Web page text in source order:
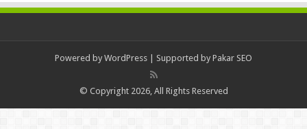
Powered by WordPress | Supported by Pakar SEO
© Copyright 2026, All Rights Reserved